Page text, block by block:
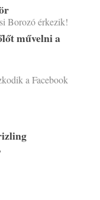
Borozó érkezik!
művelni a
a Facebook